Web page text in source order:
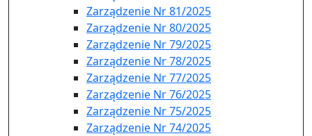
Zarządzenie Nr 81/2025
Zarządzenie Nr 80/2025
Zarządzenie Nr 79/2025
Zarządzenie Nr 78/2025
Zarządzenie Nr 77/2025
Zarządzenie Nr 76/2025
Zarządzenie Nr 75/2025
Zarządzenie Nr 74/2025